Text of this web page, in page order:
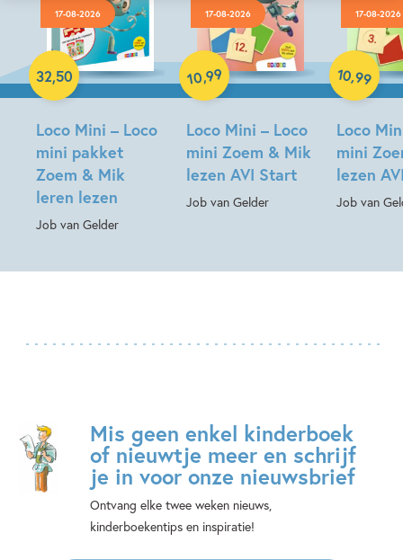
17-08-2026
Loco Mini – Loco
mini pakket
Zoem & Mik
leren lezen
Job van Gelder
32,50
Paperback
17-08-2026
Loco Mini – Loco
mini Zoem & Mik
lezen AVI Start
Job van Gelder
10,99
Paperback
17-08-2026
Loco
mini
lezen
Job van
10,99
Paperback
Mis geen enkel kinderboek
of nieuwtje meer en schrijf
je in voor onze nieuwsbrief
Ontvang elke twee weken nieuws,
kinderboekentips en inspiratie!